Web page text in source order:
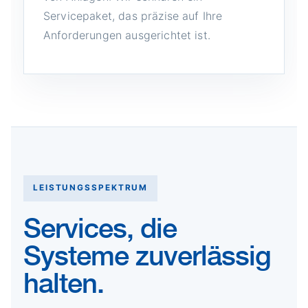
Servicepaket, das präzise auf Ihre
Anforderungen ausgerichtet ist.
LEISTUNGSSPEKTRUM
Services, die
Systeme zuverlässig
halten.